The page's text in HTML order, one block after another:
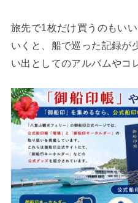
旅先で1枚だけ買うのもい
いくと、船で巡った記録が
い出としてのアルバムやコ